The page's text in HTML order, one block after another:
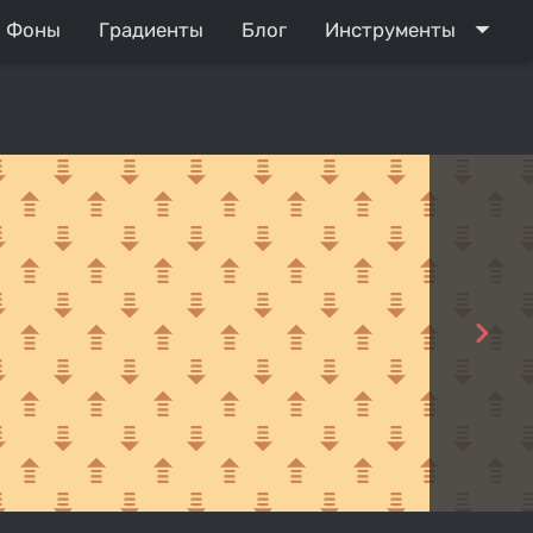
Фоны Градиенты Блог Инструменты arrow_drop_down
navigate_next